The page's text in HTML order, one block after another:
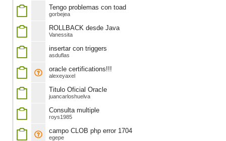
Tengo problemas con toad
gorbejea
ROLLBACK desde Java
Vanessita
insertar con triggers
asduflas
oracle certifications!!!
alexeyaxel
Titulo Oficial Oracle
juancarloshuelva
Consulta multiple
roys1985
campo CLOB php error 1704
egepe